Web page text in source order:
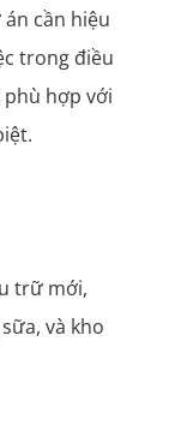
cần hiệu
trong điều
hợp với
trữ mới,
và kho